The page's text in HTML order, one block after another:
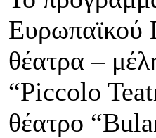
Ευρωπαϊκού
θέατρα –
“Piccolo
θέατρο